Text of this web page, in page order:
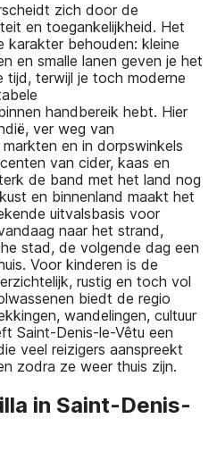
zich door de
en toegankelijkheid. Het
behouden: kleine
en smalle lanen geven je het
tijd, terwijl je toch moderne
handbereik hebt. Hier
ver weg van
en in dorpswinkels
van cider, kaas en
de band met het land nog
en binnenland maakt het
uitvalsbasis voor
naar het strand,
stad, de volgende dag een
Voor kinderen is de
rustig en toch vol
biedt de regio
wandelingen, cultuur
Saint-Denis-le-Vêtu een
veel reizigers aanspreekt
zodra ze weer thuis zijn.
in Saint-Denis-